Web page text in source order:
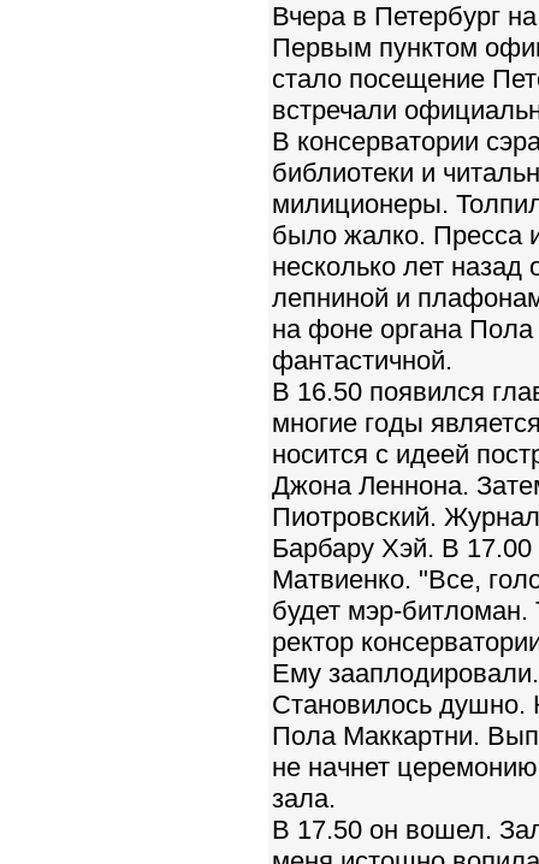
Вчера в Петербург
Первым пунктом
стало посещение
встречали
В консерватории
библиотеки и
милиционеры.
было жалко. Пресса
несколько лет
лепниной и
на фоне органа
фантастичной.
В 16.50 появился
многие годы
носится с идеей
Джона Леннона.
Пиотровский.
Барбару Хэй. В
Матвиенко. "Все,
будет мэр-
ректор
Ему
Становилось душно.
Пола Маккартни.
не начнет
зала.
В 17.50 он вошел.